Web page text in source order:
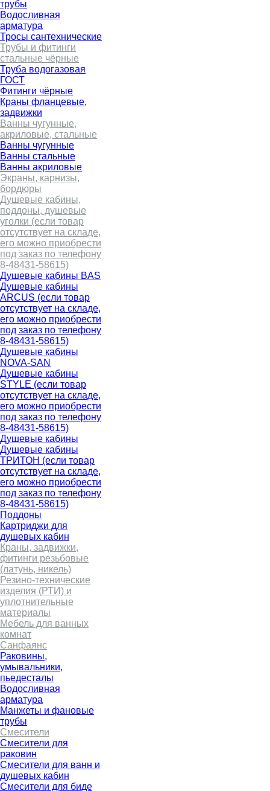
трубы
Водосливная
арматура
Тросы сантехнические
Трубы и фитинги
стальные чёрные
Труба водогазовая
ГОСТ
Фитинги чёрные
Краны фланцевые,
задвижки
Ванны чугунные,
акриловые, стальные
Ванны чугунные
Ванны стальные
Ванны акриловые
Экраны, карнизы,
бордюры
Душевые кабины,
поддоны, душевые
уголки (если товар
отсутствует на складе,
его можно приобрести
под заказ по телефону
8-48431-58615)
Душевые кабины BAS
Душевые кабины
ARCUS (если товар
отсутствует на складе,
его можно приобрести
под заказ по телефону
8-48431-58615)
Душевые кабины
NOVA-SAN
Душевые кабины
STYLE (если товар
отсутствует на складе,
его можно приобрести
под заказ по телефону
8-48431-58615)
Душевые кабины
Душевые кабины
ТРИТОН (если товар
отсутствует на складе,
его можно приобрести
под заказ по телефону
8-48431-58615)
Поддоны
Картриджи для
душевых кабин
Краны, задвижки,
фитинги резьбовые
(латунь, никель)
Резино-технические
изделия (РТИ) и
уплотнительные
материалы
Мебель для ванных
комнат
Санфаянс
Раковины,
умывальники,
пьедесталы
Водосливная
арматура
Манжеты и фановые
трубы
Смесители
Смесители для
раковин
Смесители для ванн и
душевых кабин
Смесители для биде